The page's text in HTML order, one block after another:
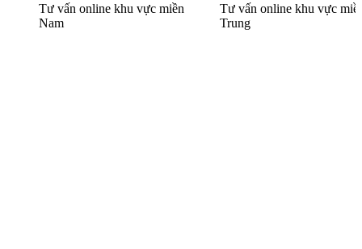
Tư vấn online khu vực miền
Nam
Tư vấn online khu vực
Trung